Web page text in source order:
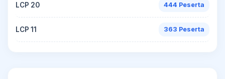
LCP 20 444 Peserta
LCP 11 363 Peserta